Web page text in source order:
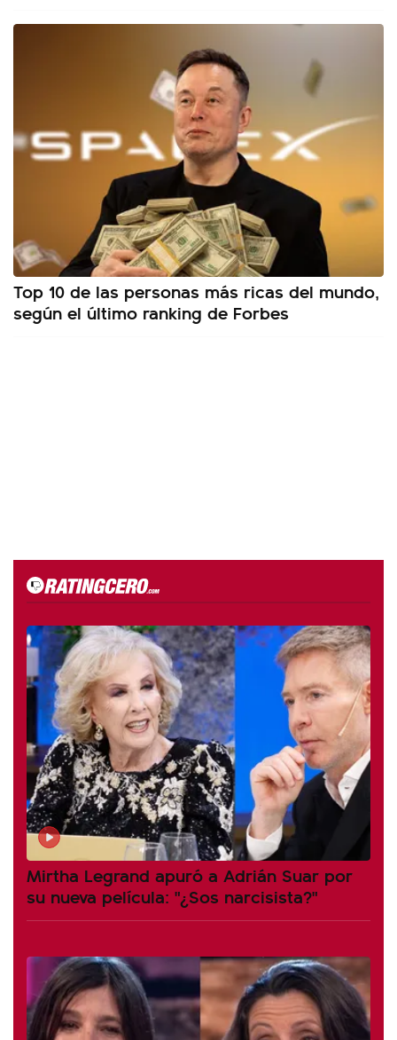
Top 10 de las personas más ricas del mundo,
según el último ranking de Forbes
Mirtha Legrand apuró a Adrián Suar por
su nueva película: "¿Sos narcisista?"